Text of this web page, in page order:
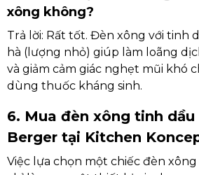
xông không?
Trả lời: Rất tốt. Đèn xông với tinh
hà (lượng nhỏ) giúp làm loãng
và giảm cảm giác nghẹt mũi khó
dùng thuốc kháng sinh.
6. Mua đèn xông tinh dầu
Berger tại Kitchen
Việc lựa chọn một chiếc đèn